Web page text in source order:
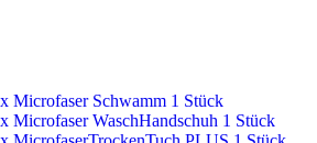
Microfaser Schwamm 1 Stück
Microfaser WaschHandschuh 1 Stück